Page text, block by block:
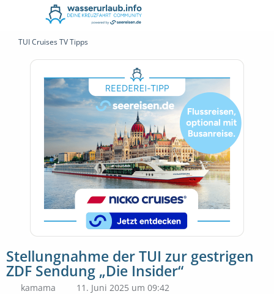
TUI Cruises TV Tipps
Stellungnahme der TUI zur gestrigen
ZDF Sendung „Die Insider“
kamama 11. Juni 2025 um 09:42